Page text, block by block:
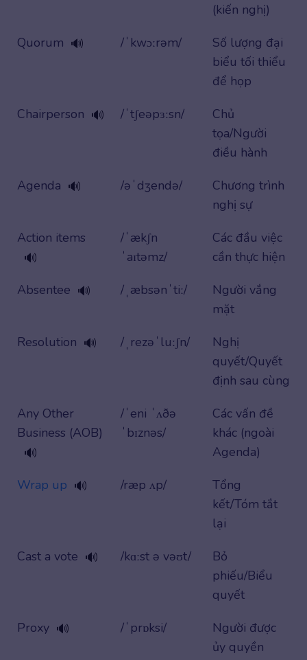
(kiến nghị)
Quorum 🔊 /ˈkwɔːrəm/
Số lượng đại
biểu tối thiểu
để họp
Chairperson 🔊 /ˈtʃeəpɜːsn/
Chủ
tọa/Người
điều hành
Agenda 🔊 /əˈdʒendə/
Chương trình
nghị sự
Action items
🔊
/ˈækʃn
ˈaɪtəmz/
Các đầu việc
cần thực hiện
Absentee 🔊 /ˌæbsənˈtiː/
Người vắng
mặt
Resolution 🔊 /ˌrezəˈluːʃn/
Nghị
quyết/Quyết
định sau cùng
Any Other
Business (AOB)
🔊
/ˈeni ˈʌðə
ˈbɪznəs/
Các vấn đề
khác (ngoài
Agenda)
Wrap up 🔊 /ræp ʌp/
Tổng
kết/Tóm tắt
lại
Cast a vote 🔊 /kɑːst ə vəʊt/
Bỏ
phiếu/Biểu
quyết
Proxy 🔊 /ˈprɒksi/
Người được
ủy quyền